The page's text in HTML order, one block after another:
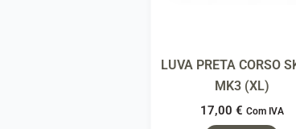
LUVA PRETA CORSO
MK3 (XL)
17,00 € Com IVA